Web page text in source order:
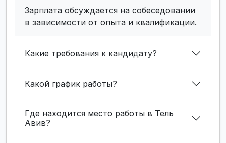
Зарплата обсуждается на собеседовании
в зависимости от опыта и квалификации.
Какие требования к кандидату?
Какой график работы?
Где находится место работы в Тель
Авив?